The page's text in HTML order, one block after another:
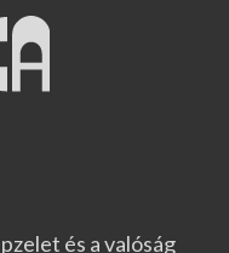
és a valóság